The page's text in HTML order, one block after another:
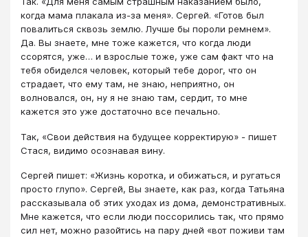
когда мама плакала из-за меня». Сергей. «Готов был
повалиться сквозь землю. Лучше бы пороли ремнем».
Да. Вы знаете, мне тоже кажется, что когда люди
ссорятся, уже… и взрослые тоже, уже сам факт что на
тебя обиделся человек, который тебе дорог, что он
страдает, что ему там, не знаю, неприятно, он
волновался, он, ну я не знаю там, сердит, то мне
кажется это уже достаточно все печально.
Так, «Свои действия на будущее корректирую» - пишет
Стася, видимо осознавая вину.
Сергей пишет: «Жизнь коротка, и обижаться, и ругаться
просто глупо». Сергей, Вы знаете, как раз, когда Татьяна
рассказывала об этих уходах из дома, демонстративных.
Мне кажется, что если люди поссорились так, что прямо
сил нет, можно разойтись на пару дней «вот поживи там